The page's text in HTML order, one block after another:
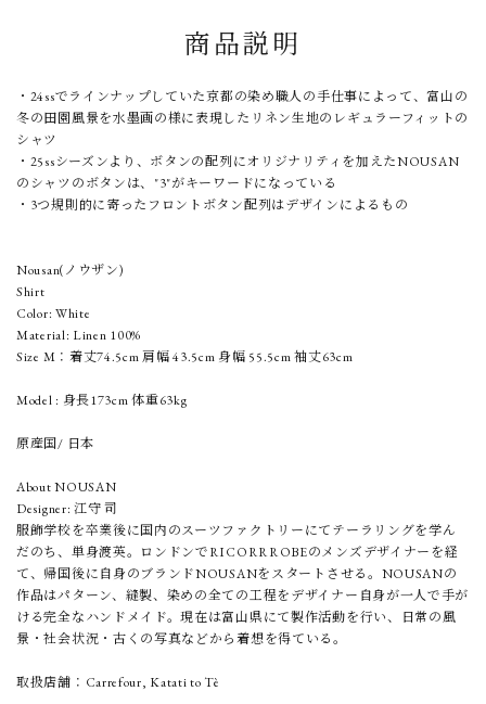
商品説明
・24ssでラインナップしていた京都の染め職人の手仕事によって、富山の
冬の田園風景を水墨画の様に表現したリネン生地のレギュラーフィットの
シャツ
・25ssシーズンより、ボタンの配列にオリジナリティを加えたNOUSAN
のシャツのボタンは、"3"がキーワードになっている
・3つ規則的に寄ったフロントボタン配列はデザインによるもの
Nousan(ノウザン)
Shirt
Color: White
Material: Linen 100%
Size M：着丈74.5cm 肩幅 43.5cm 身幅 55.5cm 袖丈63cm
Model : 身長173cm 体重63kg
原産国/ 日本
About NOUSAN
Designer: 江守 司
服飾学校を卒業後に国内のスーツファクトリーにてテーラリングを学ん
だのち、単身渡英。ロンドンでRICORRROBEのメンズデザイナーを経
て、帰国後に自身のブランドNOUSANをスタートさせる。NOUSANの
作品はパターン、縫製、染めの全ての工程をデザイナー自身が一人で手が
ける完全なハンドメイド。現在は富山県にて製作活動を行い、日常の風
景・社会状況・古くの写真などから着想を得ている。
取扱店舗：Carrefour, Katati to Tè